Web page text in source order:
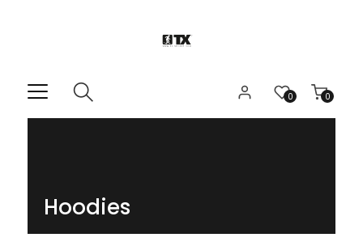
0
0
Hoodies